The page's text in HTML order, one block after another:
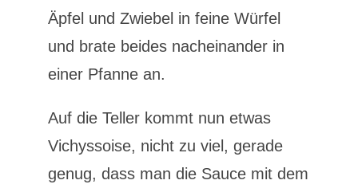
Äpfel und Zwiebel in feine Würfel
und brate beides nacheinander in
einer Pfanne an.
Auf die Teller kommt nun etwas
Vichyssoise, nicht zu viel, gerade
genug, dass man die Sauce mit dem